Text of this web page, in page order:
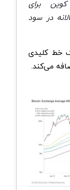
برای
در سود
خط کلیدی
می‌کند.